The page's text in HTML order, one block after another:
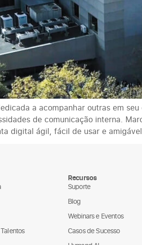
a acompanhar outras em
de comunicação interna.
digital ágil, fácil de usar e
Recursos
Suporte
Blog
Webinars e Eventos
Casos de Sucesso